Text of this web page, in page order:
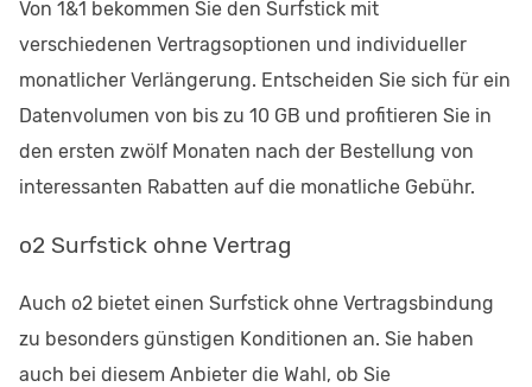
Von 1&1 bekommen Sie den Surfstick mit
verschiedenen Vertragsoptionen und individueller
monatlicher Verlängerung. Entscheiden Sie sich für ein
Datenvolumen von bis zu 10 GB und profitieren Sie in
den ersten zwölf Monaten nach der Bestellung von
interessanten Rabatten auf die monatliche Gebühr.
o2 Surfstick ohne Vertrag
Auch o2 bietet einen Surfstick ohne Vertragsbindung
zu besonders günstigen Konditionen an. Sie haben
auch bei diesem Anbieter die Wahl, ob Sie